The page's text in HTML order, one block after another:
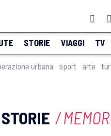
STORIE VIAGGI TV
urbana sport arte
STORIE /